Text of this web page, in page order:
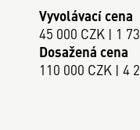
Vyvolávací cena
45 000 CZK | 1
Dosažená cena
110 000 CZK | 4